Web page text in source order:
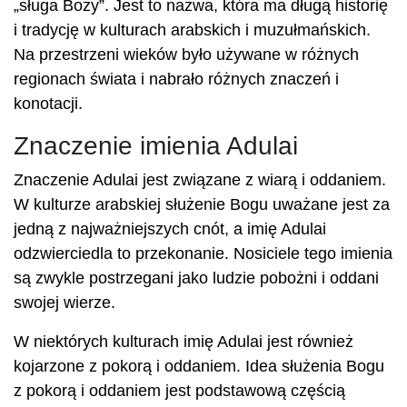
„sługa Boży”. Jest to nazwa, która ma długą historię
i tradycję w kulturach arabskich i muzułmańskich.
Na przestrzeni wieków było używane w różnych
regionach świata i nabrało różnych znaczeń i
konotacji.
Znaczenie imienia Adulai
Znaczenie Adulai jest związane z wiarą i oddaniem.
W kulturze arabskiej służenie Bogu uważane jest za
jedną z najważniejszych cnót, a imię Adulai
odzwierciedla to przekonanie. Nosiciele tego imienia
są zwykle postrzegani jako ludzie pobożni i oddani
swojej wierze.
W niektórych kulturach imię Adulai jest również
kojarzone z pokorą i oddaniem. Idea służenia Bogu
z pokorą i oddaniem jest podstawową częścią